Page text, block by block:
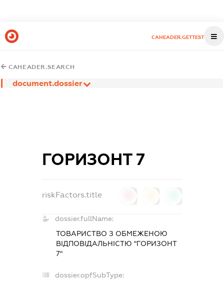
CAHEADER.GETTEST
CAHEADER.SEARCH
document.dossier
ГОРИЗОНТ 7
riskFactors.title
dossier.fullName:
ТОВАРИСТВО З ОБМЕЖЕНОЮ
ВІДПОВІДАЛЬНІСТЮ "ГОРИЗОНТ
7"
dossier.opfSubType: